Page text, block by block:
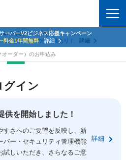
facebook
24周年キャンペーン
ポンGET＆その他特典あり！ 詳細
ーバーV2ビジネス応援キャンペーン
料金1年間無料
詳細
ン
オーダー）のお申込み
グイン
を開始しました！
すさへのご要望を反映し、新
バー・セキュリティ管理機能
試しいただき、さらなるご意
詳細